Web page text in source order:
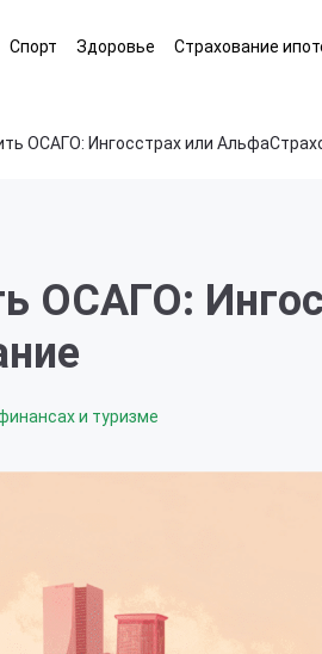
Спорт Здоровье Страхование
ОСАГО: Ингосстрах или
ОСАГО:
и туризме